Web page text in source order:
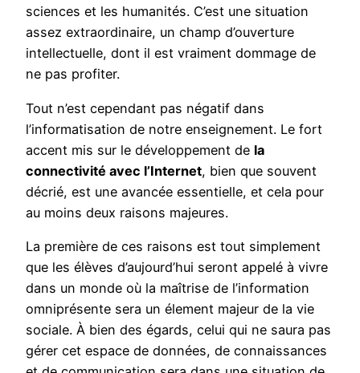
sciences et les humanités. C’est une situation
assez extraordinaire, un champ d’ouverture
intellectuelle, dont il est vraiment dommage de
ne pas profiter.
Tout n’est cependant pas négatif dans
l’informatisation de notre enseignement. Le fort
accent mis sur le développement de la
connectivité avec l’Internet, bien que souvent
décrié, est une avancée essentielle, et cela pour
au moins deux raisons majeures.
La première de ces raisons est tout simplement
que les élèves d’aujourd’hui seront appelé à vivre
dans un monde où la maîtrise de l’information
omniprésente sera un élement majeur de la vie
sociale. À bien des égards, celui qui ne saura pas
gérer cet espace de données, de connaissances